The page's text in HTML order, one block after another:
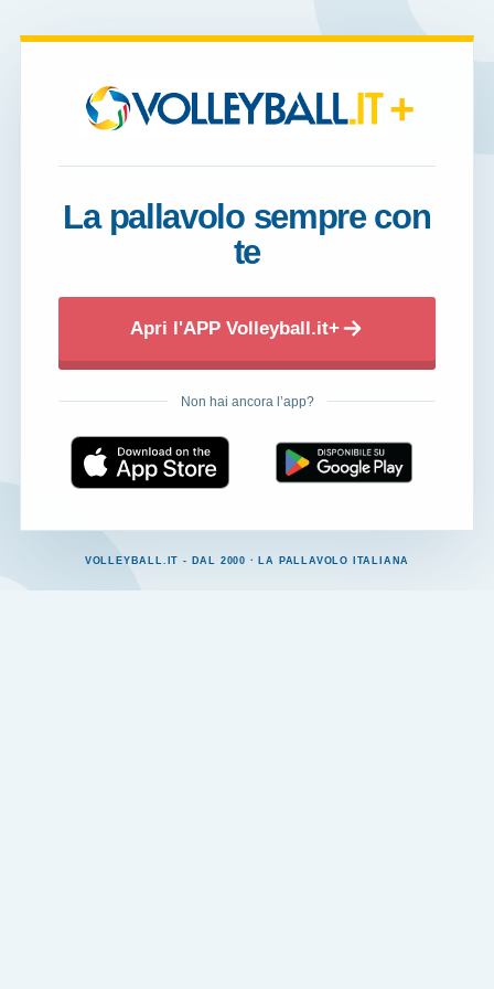
+
La pallavolo sempre con
te
Apri l'APP Volleyball.it+
Non hai ancora l’app?
VOLLEYBALL.IT - DAL 2000 · LA PALLAVOLO ITALIANA